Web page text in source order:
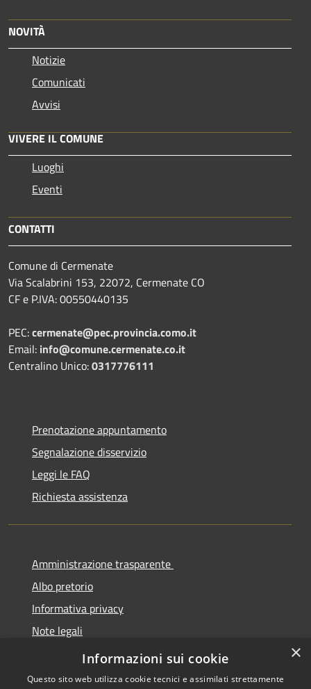
NOVITÀ
Notizie
Comunicati
Avvisi
VIVERE IL COMUNE
Luoghi
Eventi
CONTATTI
Comune di Cermenate
Via Scalabrini 153, 22072, Cermenate CO
CF e P.IVA: 00550440135
PEC:cermenate@pec.provincia.como.it
Email: info@comune.cermenate.co.it
Centralino Unico:0317776111
Prenotazione appuntamento
Segnalazione disservizio
Leggi le FAQ
Richiesta assistenza
Amministrazione trasparente
Albo pretorio
Informativa privacy
Note legali
Dichiarazione di accessibilità
×
Informazioni sui cookie
Questo sito web utilizza cookie tecnici e assimilati strettamente